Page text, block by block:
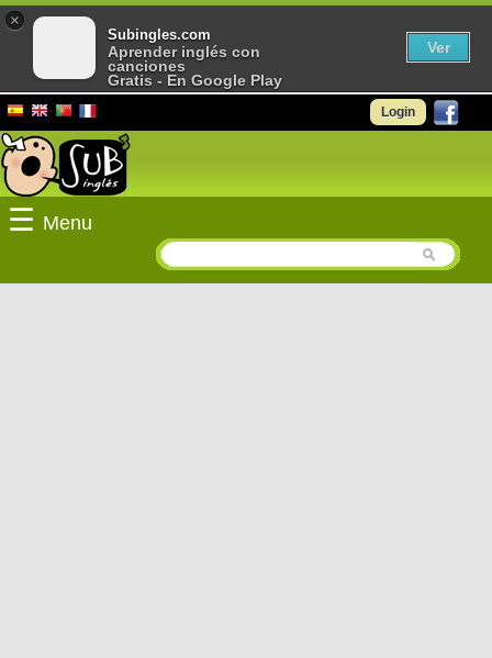
Login
☰ Menu
×
Subingles.com
Aprender inglés con
canciones
Gratis - En Google Play
Ver